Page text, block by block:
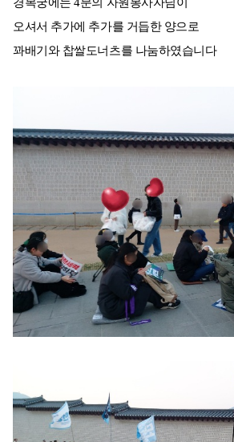
오셔서 추가에 추가를 거듭한 양으로
꽈배기와 찹쌀도너츠를 나눔하였습니다